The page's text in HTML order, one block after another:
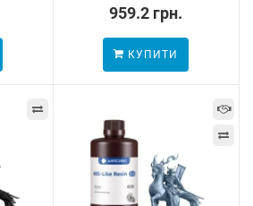
959.2 грн.
КУПИТИ